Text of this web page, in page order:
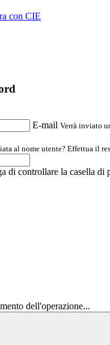
con CIE
E-mail Verrà inviato
al nome utente? Effettua il
di controllare la casella di
dell'operazione...